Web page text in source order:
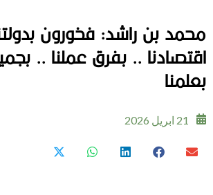
محمد بن راشد: فخورون
اقتصادنا .. بفرق عملنا ..
بعلمنا
21 ابريل 2026